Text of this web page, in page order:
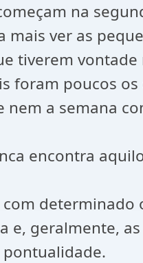
na
mais ver as
tiverem
foram poucos
nem a semana
encontra
com
e, geralmente,